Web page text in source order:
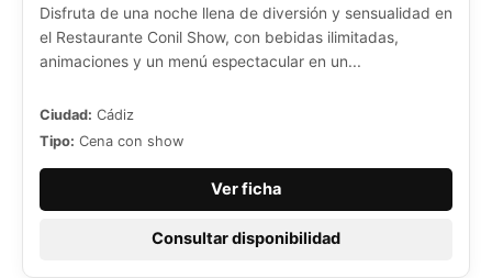
Disfruta de una noche llena de diversión y sensualidad en
el Restaurante Conil Show, con bebidas ilimitadas,
animaciones y un menú espectacular en un...
Ciudad: Cádiz
Tipo: Cena con show
Ver ficha
Consultar disponibilidad